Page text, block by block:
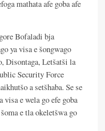
mathata afe goba afe
Bofaladi bja
ya visa e šongwago
Disontaga, Letšatši la
Security Force
a setšhaba. Se se
visa e wela go efe goba
e tla okeletšwa go